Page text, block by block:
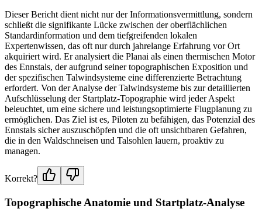
Dieser Bericht dient nicht nur der Informationsvermittlung, sondern
schließt die signifikante Lücke zwischen der oberflächlichen
Standardinformation und dem tiefgreifenden lokalen
Expertenwissen, das oft nur durch jahrelange Erfahrung vor Ort
akquiriert wird. Er analysiert die Planai als einen thermischen Motor
des Ennstals, der aufgrund seiner topographischen Exposition und
der spezifischen Talwindsysteme eine differenzierte Betrachtung
erfordert. Von der Analyse der Talwindsysteme bis zur detaillierten
Aufschlüsselung der Startplatz-Topographie wird jeder Aspekt
beleuchtet, um eine sichere und leistungsoptimierte Flugplanung zu
ermöglichen. Das Ziel ist es, Piloten zu befähigen, das Potenzial des
Ennstals sicher auszuschöpfen und die oft unsichtbaren Gefahren,
die in den Waldschneisen und Talsohlen lauern, proaktiv zu
managen.
Korrekt?
Topographische Anatomie und Startplatz-Analyse